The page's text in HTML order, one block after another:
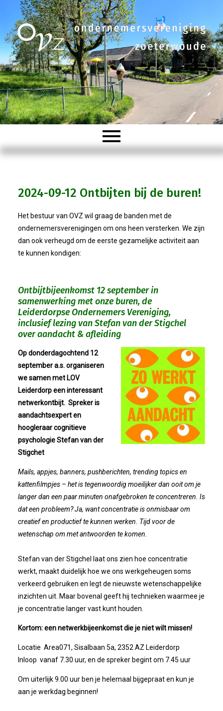
Organisatie
Bestuur
Statuten
IJshal De Vliet Nodigt Ons Uit!
Verkiezingsdebat!
Geslaagde Nieuwjaarsreceptie OVZ
Bezoek Aan Mike Van Bemmelen
2025-01-02 Van De Voorzitter
Bezoek Aan Swetterhage
Winkeltijden Verruimd
Ontbijt Bij De Buren In Leiderdorp!
Geslaagde Ledendag!
Verslag Van ALV 2024
Nieuwjaarsreceptie In Sfeer
Prachtige (leden-)dag 2023
Mooi Bezoek Aan Mulder Shipyard
2023-05-31: Digitaliserings-Vouchers
2024-09-12 Ontbijten bij de buren!
Het bestuur van OVZ wil graag de banden met de
ondernemersverenigingen om ons heen versterken. We zijn
dan ook verheugd om de eerste gezamelijke activiteit aan
te kunnen kondigen:
Ontbijtbijeenkomst 12 september in
samenwerking met onze buren, de
Leiderdorpse Ondernemers Vereniging,
inclusief lezing van Stefan van der Stigchel
over aandacht & afleiding
Op donderdagochtend 12
september a.s. organiseren
we samen met LOV
Leiderdorp een interessant
netwerkontbijt. Spreker is
aandachtsexpert en
hoogleraar cognitieve
psychologie Stefan van der
Stigchet
Mails, appjes, banners, pushberichten, trending topics en
kattenfilmpjes – het is tegenwoordig moeilijker dan ooit om je
langer dan een paar minuten onafgebroken te concentreren. Is
dat een probleem? Ja, want concentratie is onmisbaar om
creatief en productief te kunnen werken. Tijd voor de
wetenschap om met antwoorden te komen.
Stefan van der Stigchel laat ons zien hoe concentratie
werkt, maakt duidelijk hoe we ons werkgeheugen soms
verkeerd gebruiken en legt de nieuwste wetenschappelijke
inzichten uit. Maar bovenal geeft hij technieken waarmee je
je concentratie langer vast kunt houden.
Kortom: een netwerkbijeenkomst die je niet wilt missen!
Locatie Area071, Sisalbaan 5a, 2352 AZ Leiderdorp
Inloop vanaf 7.30 uur, en de spreker begint om 7.45 uur
Om uiterlijk 9.00 uur ben je helemaal bijgepraat en kun je
aan je werkdag beginnen!